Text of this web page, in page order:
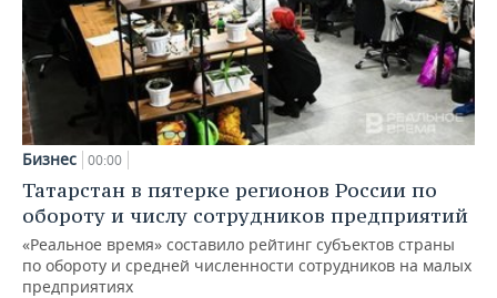
Бизнес 00:00
Татарстан в пятерке регионов России по
обороту и числу сотрудников предприятий
«Реальное время» составило рейтинг субъектов страны
по обороту и средней численности сотрудников на малых
предприятиях